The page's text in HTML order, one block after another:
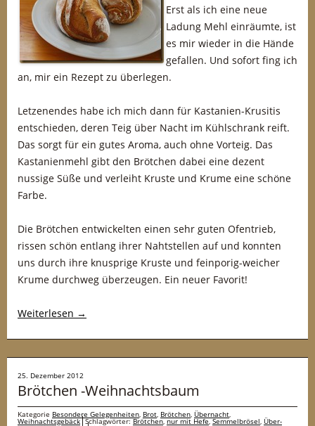
Erst als ich eine neue
Ladung Mehl einräumte, ist
es mir wieder in die Hände
gefallen. Und sofort fing ich
an, mir ein Rezept zu überlegen.
Letzenendes habe ich mich dann für Kastanien-Krusitis
entschieden, deren Teig über Nacht im Kühlschrank reift.
Das sorgt für ein gutes Aroma, auch ohne Vorteig. Das
Kastanienmehl gibt den Brötchen dabei eine dezent
nussige Süße und verleiht Kruste und Krume eine schöne
Farbe.
Die Brötchen entwickelten einen sehr guten Ofentrieb,
rissen schön entlang ihrer Nahtstellen auf und konnten
uns durch ihre knusprige Kruste und feinporig-weicher
Krume durchweg überzeugen. Ein neuer Favorit!
Weiterlesen →
25. Dezember 2012
Brötchen -Weihnachtsbaum
Kategorie Besondere Gelegenheiten, Brot, Brötchen, Übernacht,
Weihnachtsgebäck Schlagwörter:Brötchen,nur mit Hefe,Semmelbrösel, Über-